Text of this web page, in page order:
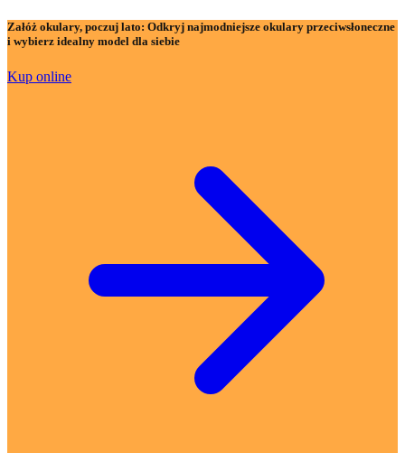
Załóż okulary, poczuj lato: Odkryj najmodniejsze okulary przeciwsłoneczne
i wybierz idealny model dla siebie
Kup online